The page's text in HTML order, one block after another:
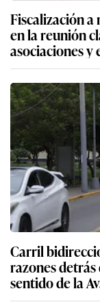
Fiscalización a
en la reunión
asociaciones y
Carril
razones
sentido de la